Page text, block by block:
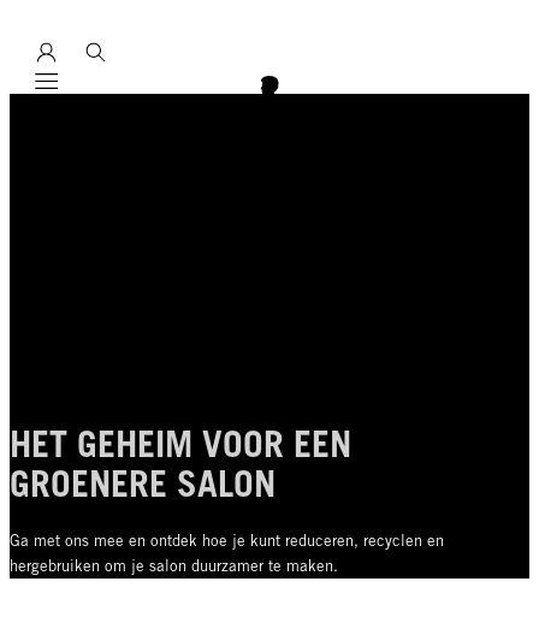
Mobile navigation
HET GEHEIM VOOR EEN
GROENERE SALON
Ga met ons mee en ontdek hoe je kunt reduceren, recyclen en
hergebruiken om je salon duurzamer te maken.